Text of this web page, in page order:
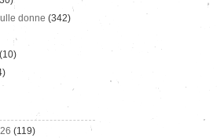
donne (342)
(10)
(119)